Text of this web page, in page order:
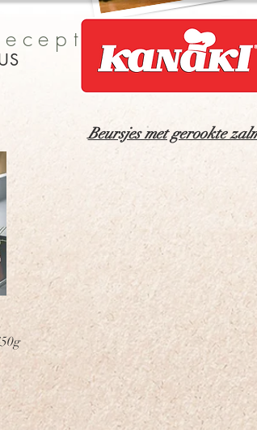
met
Filodeeg
Beursjes met gerookte